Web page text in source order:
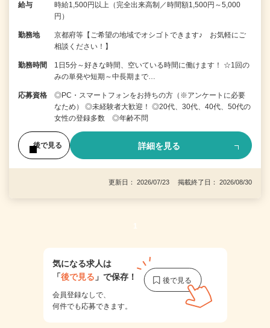
給与
時給1,500円以上（完全出来高制／時間額1,500円～5,000
円）
勤務地
京都府等【ご希望の地域でオシゴトできます♪ お気軽にご
相談ください！】
勤務時間
1日5分～好きな時間、空いている時間に働けます！ ☆1回の
みの単発や短期～中長期まで…
応募資格
◎PC・スマートフォンをお持ちの方（※アンケートに必要
なため） ◎未経験者大歓迎！ ◎20代、30代、40代、50代の
女性の登録多数 ◎年齢不問
後で見る 詳細を見る
更新日： 2026/07/23 掲載終了日： 2026/08/30
1
気になる求人は
「後で見る 」で保存！
会員登録なしで、
何件でも応募できます。